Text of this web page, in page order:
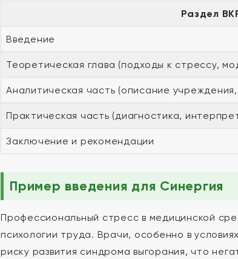
Раздел
Введение
Теоретическая глава (подходы к стрессу,
Аналитическая часть (описание
Практическая часть (диагностика,
Заключение и рекомендации
Пример введения для Синергия
Профессиональный стресс в медицинской
психологии труда. Врачи, особенно в
риску развития синдрома выгорания, что